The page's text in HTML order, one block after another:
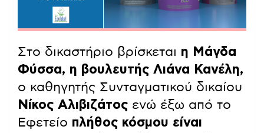
Στο δικαστήριο βρίσκεται η Μάγδα
Φύσσα, η βουλευτής Λιάνα Κανέλη,
ο καθηγητής Συνταγματικού δικαίου
Νίκος Αλιβιζάτος ενώ έξω από το
Εφετείο πλήθος κόσμου είναι